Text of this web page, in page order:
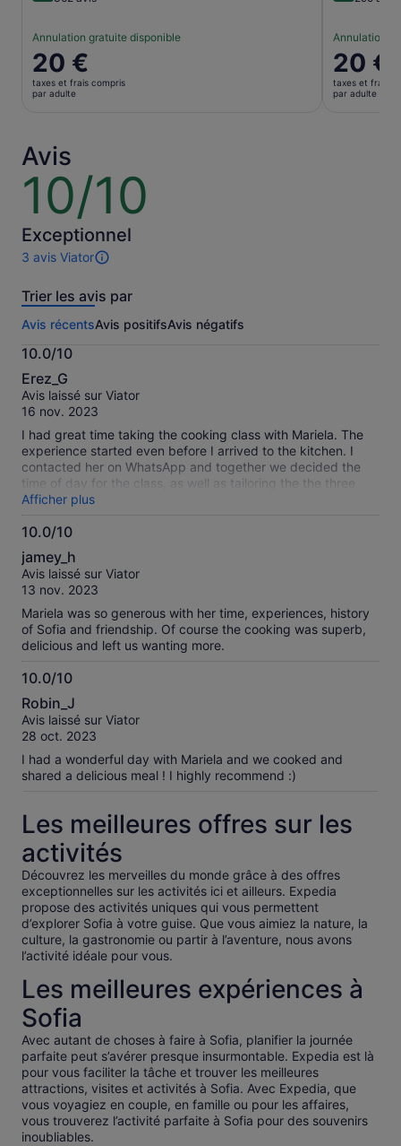
Annulation gratuite disponible
Le
prix
est
adulte
20 €
taxes et frais compris
par adulte
Annulation
Le
prix
est
20 €
taxes et frais
par adulte
Avis
10/10
10
10
Exceptionnel
3 avis Viator
3 avis
cette
Plus
d’informations
sur
nos
avis
vérifiés
Trier les avis par
Avis récentsAvis positifsAvis négatifs
10.0/10
10.0
sur
10
Erez_G
Avis laissé sur Viator
16 nov. 2023
I had great time taking the cooking class with Mariela. The
experience started even before I arrived to the kitchen. I
contacted her on WhatsApp and together we decided the
time of day for the class, as well as tailoring the the three
course menu to my preference. I got to learn a nice
technique to slice an onion and loved the roasted vegetables
salad. In addition of being a patient mentor, Mariela is an
experience as a cook, hotel manager, real estate person and
her travles round the world. On the down side, we ended up
with dishes to big for a single serving. That's the
disadvantage of being a solo traveller. Also, the whole
activity starting at the grocery store and ending at the
dinner table took more time then I expected. Started at
4:00pm and said goodbye at about 9:30 pm.
Afficher plus
10.0/10
10.0
sur
10
jamey_h
Avis laissé sur Viator
13 nov. 2023
Mariela was so generous with her time, experiences, history
of Sofia and friendship. Of course the cooking was superb,
delicious and left us wanting more.
10.0/10
10.0
sur
10
Robin_J
Avis laissé sur Viator
28 oct. 2023
I had a wonderful day with Mariela and we cooked and
shared a delicious meal ! I highly recommend :)
Les meilleures offres sur les
activités
Découvrez les merveilles du monde grâce à des offres
exceptionnelles sur les activités ici et ailleurs. Expedia
propose des activités uniques qui vous permettent
d’explorer Sofia à votre guise. Que vous aimiez la nature, la
culture, la gastronomie ou partir à l’aventure, nous avons
l’activité idéale pour vous.
Les meilleures expériences à
Sofia
Avec autant de choses à faire à Sofia, planifier la journée
parfaite peut s’avérer presque insurmontable. Expedia est là
pour vous faciliter la tâche et trouver les meilleures
attractions, visites et activités à Sofia. Avec Expedia, que
vous voyagiez en couple, en famille ou pour les affaires,
vous trouverez l’activité parfaite à Sofia pour des souvenirs
inoubliables.